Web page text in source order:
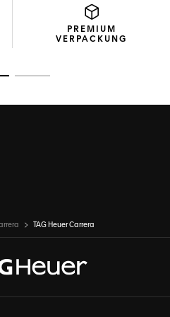
PREMIUM
VERPACKUNG
TAG Heuer Carrera